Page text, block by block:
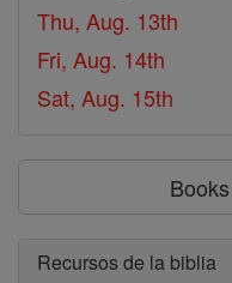
Thu, Aug. 13th
Fri, Aug. 14th
Sat, Aug. 15th
Recursos de la biblia